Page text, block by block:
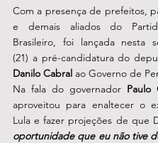
Com a presença de prefeitos,
e demais aliados do
Brasileiro, foi lançada nesta
Danilo Cabral ao Governo de
Na fala do governador Paulo
aproveitou para enaltecer o
Lula e fazer projeções de que
oportunidade que eu não tive